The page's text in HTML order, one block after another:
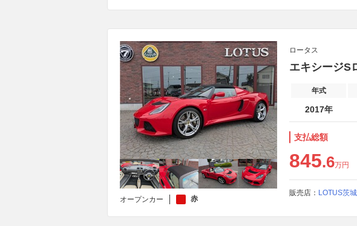
オープンカー 赤
ロータス
エキシージS
年式
2017年
支払総額
845.6万円
販売店： LOTUS茨